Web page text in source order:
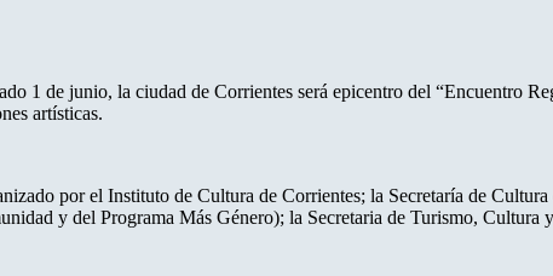
1 de junio, la ciudad de Corrientes será epicentro del “Encuentro
artísticas.
por el Instituto de Cultura de Corrientes; la Secretaría de
y del Programa Más Género); la Secretaria de Turismo,